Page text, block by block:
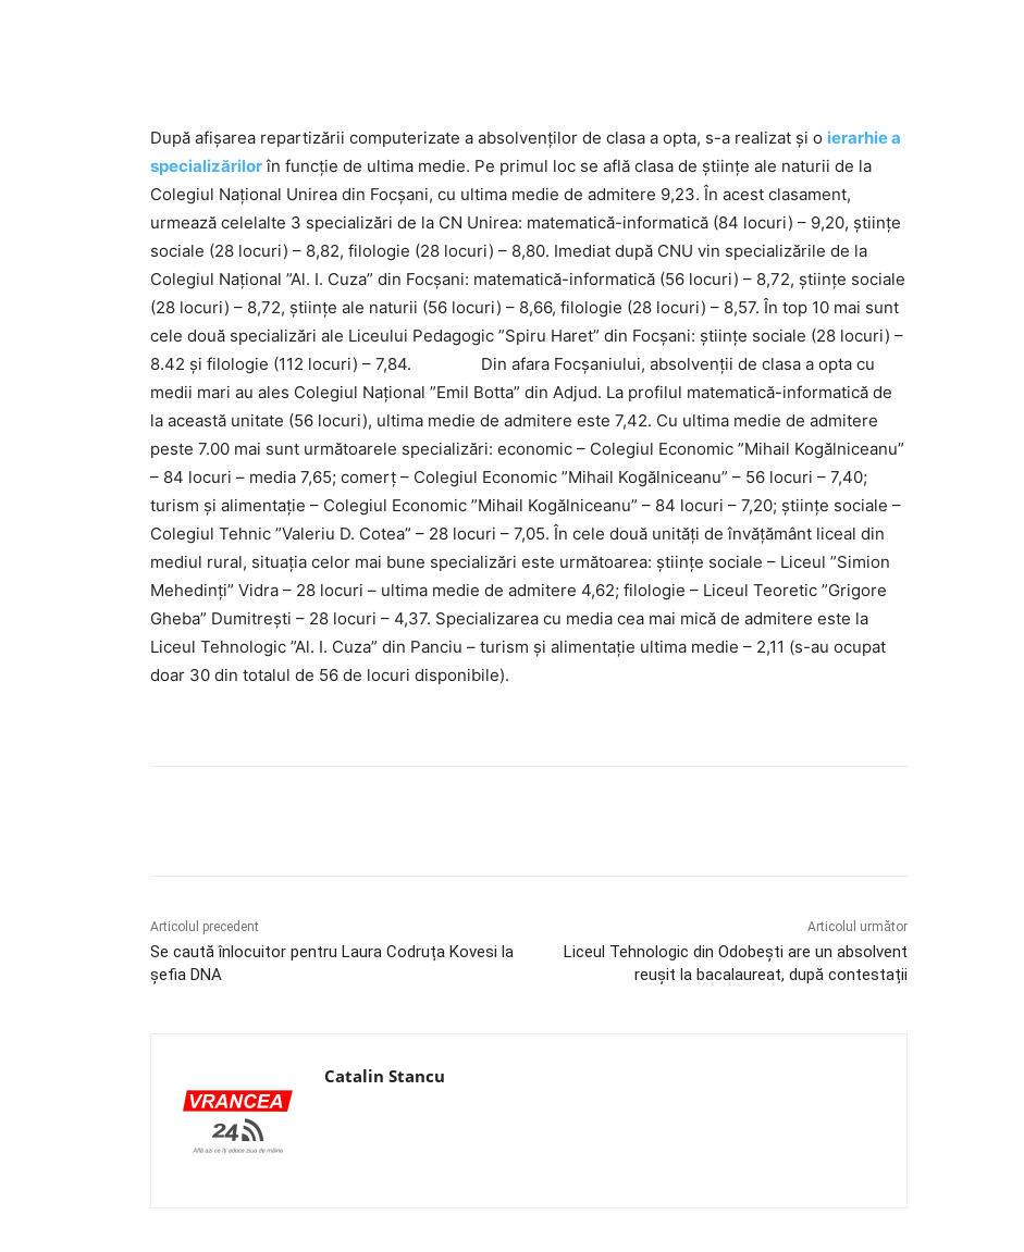
După afișarea repartizării computerizate a absolvenților de clasa a opta, s-a realizat și o ierarhie a
specializărilorîn funcție de ultima medie. Pe primul loc se află clasa de științe ale naturii de la
Colegiul Național Unirea din Focșani, cu ultima medie de admitere 9,23. În acest clasament,
urmează celelalte 3 specializări de la CN Unirea: matematică-informatică (84 locuri) – 9,20, științe
sociale (28 locuri) – 8,82, filologie (28 locuri) – 8,80. Imediat după CNU vin specializările de la
Colegiul Național ”Al. I. Cuza” din Focșani: matematică-informatică (56 locuri) – 8,72, științe sociale
(28 locuri) – 8,72, științe ale naturii (56 locuri) – 8,66, filologie (28 locuri) – 8,57. În top 10 mai sunt
cele două specializări ale Liceului Pedagogic ”Spiru Haret” din Focșani: științe sociale (28 locuri) –
8.42 și filologie (112 locuri) – 7,84. Din afara Focșaniului, absolvenții de clasa a opta cu
medii mari au ales Colegiul Național ”Emil Botta” din Adjud. La profilul matematică-informatică de
la această unitate (56 locuri), ultima medie de admitere este 7,42. Cu ultima medie de admitere
peste 7.00 mai sunt următoarele specializări: economic – Colegiul Economic ”Mihail Kogălniceanu”
– 84 locuri – media 7,65; comerț – Colegiul Economic ”Mihail Kogălniceanu” – 56 locuri – 7,40;
turism și alimentație – Colegiul Economic ”Mihail Kogălniceanu” – 84 locuri – 7,20; științe sociale –
Colegiul Tehnic ”Valeriu D. Cotea” – 28 locuri – 7,05. În cele două unități de învățământ liceal din
mediul rural, situația celor mai bune specializări este următoarea: științe sociale – Liceul ”Simion
Mehedinți” Vidra – 28 locuri – ultima medie de admitere 4,62; filologie – Liceul Teoretic ”Grigore
Gheba” Dumitrești – 28 locuri – 4,37. Specializarea cu media cea mai mică de admitere este la
Liceul Tehnologic ”Al. I. Cuza” din Panciu – turism și alimentație ultima medie – 2,11 (s-au ocupat
doar 30 din totalul de 56 de locuri disponibile).
Articolul precedent
Se caută înlocuitor pentru Laura Codruța Kovesi la
șefia DNA
Articolul următor
Liceul Tehnologic din Odobești are un absolvent
reușit la bacalaureat, după contestații
Catalin Stancu